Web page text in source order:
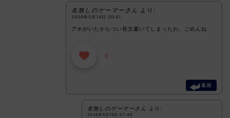
名無しのゲーマーさん より:
2026年5月14日 20:41
アホがいたからつい長文書いてしまったわ。ごめんね
0
返信
名無しのゲーマーさん より:
2026年5月15日 07:46